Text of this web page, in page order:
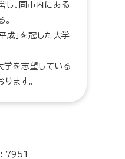
し、同市内にある
成」を冠した大学
を志望している
ます。
: 7951